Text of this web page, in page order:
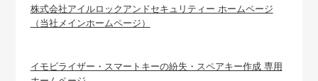
株式会社アイルロックアンドセキュリティー ホームページ
（当社メインホームページ）
イモビライザー・スマートキーの紛失・スペアキー作成 専用